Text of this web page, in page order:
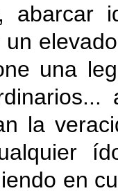
abarcar
una
la
en